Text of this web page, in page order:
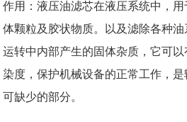
作用：液压油滤芯在液压系统中，
体颗粒及胶状物质。以及滤除各种
运转中内部产生的固体杂质，它可
染度，保护机械设备的正常工作，
可缺少的部分。